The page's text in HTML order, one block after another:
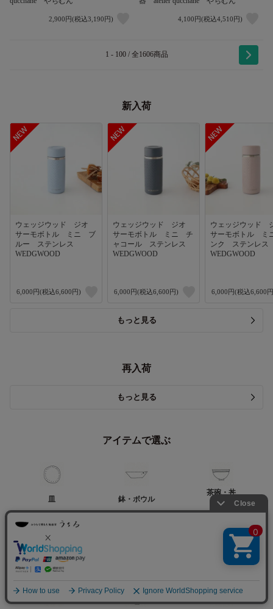
2,900円(税込3,190円) 4,100円(税込4,510円)
1 - 100 / 全1606商品
新入荷
ウェッジウッド ジオ
サーモボトル ミニ ブ
ルー ステンレス
WEDGWOOD
6,000円(税込6,600円)
ウェッジウッド ジオ
サーモボトル ミニ チ
ャコール ステンレス
WEDGWOOD
6,000円(税込6,600円)
ウェッジウッド
サーモボトル
ンク ステンレ
WEDGWOOD
6,000円(税込6,600
もっと見る
再入荷
もっと見る
アイテムで選ぶ
皿 鉢・ボウル
茶碗・丼
お椀
湯呑み
そばちょこ
コーヒーカップ
ティーカップ